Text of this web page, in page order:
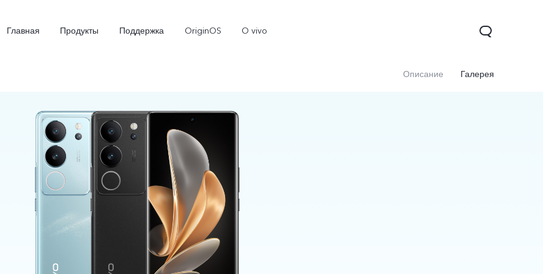
Главная Продукты Поддержка OriginOS O vivo
Описание Галерея